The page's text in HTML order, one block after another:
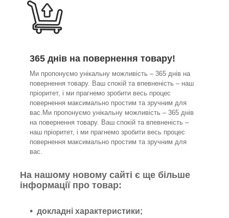
365 днів на повернення товару!
Ми пропонуємо унікальну можливість – 365 днів на
повернення товару. Ваш спокій та впевненість – наш
пріоритет, і ми прагнемо зробити весь процес
повернення максимально простим та зручним для
вас.Ми пропонуємо унікальну можливість – 365 днів
на повернення товару. Ваш спокій та впевненість –
наш пріоритет, і ми прагнемо зробити весь процес
повернення максимально простим та зручним для
вас.
На нашому новому сайті є ще більше
інформації про товар:
докладні характеристики;